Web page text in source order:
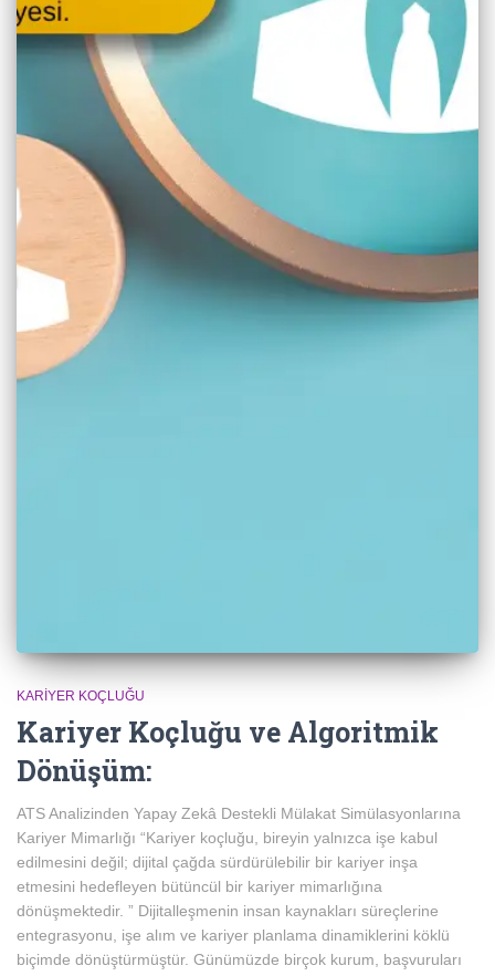
KARIYER KOÇLUĞU
Kariyer Koçluğu ve Algoritmik
Dönüşüm:
ATS Analizinden Yapay Zekâ Destekli Mülakat Simülasyonlarına
Kariyer Mimarlığı “Kariyer koçluğu, bireyin yalnızca işe kabul
edilmesini değil; dijital çağda sürdürülebilir bir kariyer inşa
etmesini hedefleyen bütüncül bir kariyer mimarlığına
dönüşmektedir. ” Dijitalleşmenin insan kaynakları süreçlerine
entegrasyonu, işe alım ve kariyer planlama dinamiklerini köklü
biçimde dönüştürmüştür. Günümüzde birçok kurum, başvuruları